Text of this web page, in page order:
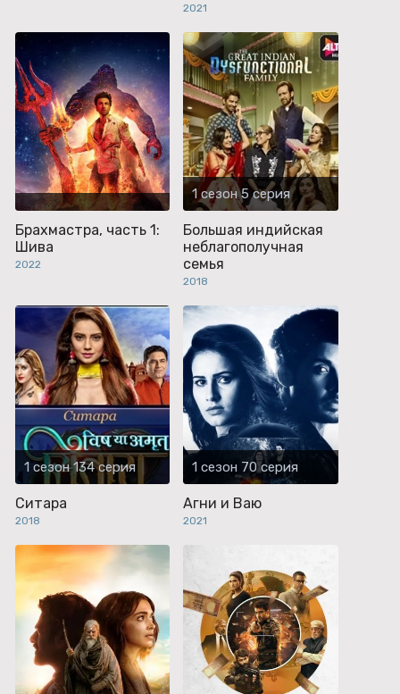
2021
Брахмастра, часть 1:
Шива
2022
1 сезон 5 серия
Большая индийская
неблагополучная
семья
2018
1 сезон 134 серия
Ситара
2018
1 сезон 70 серия
Агни и Ваю
2021